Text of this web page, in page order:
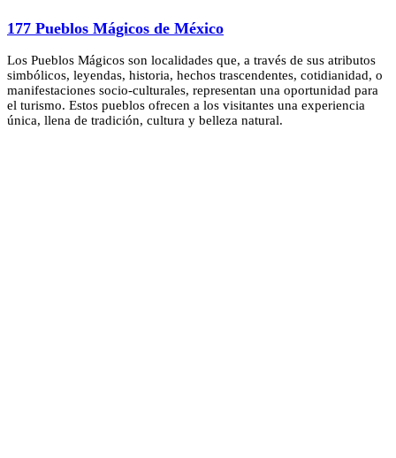
177 Pueblos Mágicos de México
Los Pueblos Mágicos son localidades que, a través de sus atributos
simbólicos, leyendas, historia, hechos trascendentes, cotidianidad, o
manifestaciones socio-culturales, representan una oportunidad para
el turismo. Estos pueblos ofrecen a los visitantes una experiencia
única, llena de tradición, cultura y belleza natural.